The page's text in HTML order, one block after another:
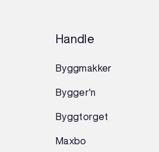
Handle
Byggmakker
Bygger'n
Byggtorget
Maxbo